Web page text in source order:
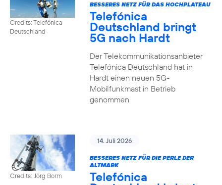
Credits: Telefónica
Deutschland
BESSERES NETZ FÜR DAS HOCHPLATEAU
Telefónica
Deutschland bringt
5G nach Hardt
Der Telekommunikationsanbieter
Telefónica Deutschland hat in
Hardt einen neuen 5G-
Mobilfunkmast in Betrieb
genommen
Credits: Jörg Borm
14. Juli 2026
BESSERES NETZ FÜR DIE PERLE DER
ALTMARK
Telefónica